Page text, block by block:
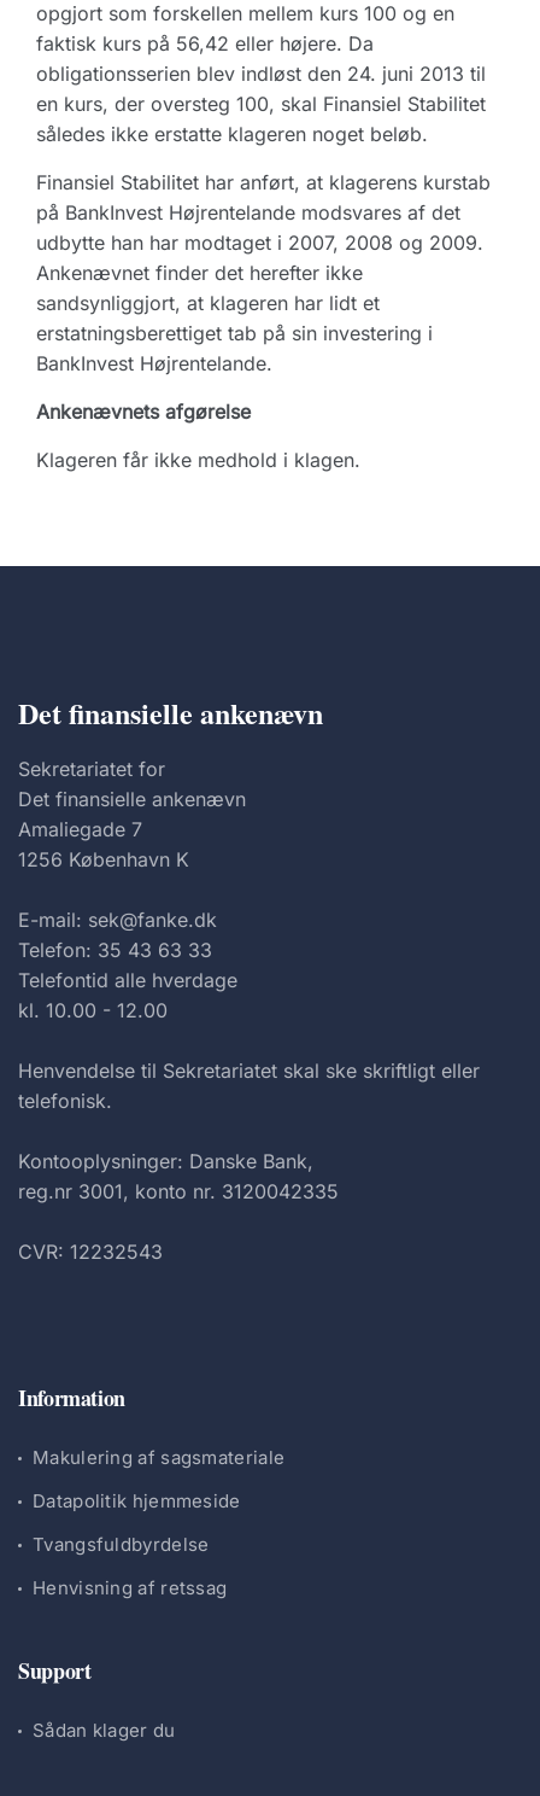
opgjort som forskellen mellem kurs 100 og en
faktisk kurs på 56,42 eller højere. Da
obligationsserien blev indløst den 24. juni 2013 til
en kurs, der oversteg 100, skal Finansiel Stabilitet
således ikke erstatte klageren noget beløb.
Finansiel Stabilitet har anført, at klagerens kurstab
på BankInvest Højrentelande modsvares af det
udbytte han har modtaget i 2007, 2008 og 2009.
Ankenævnet finder det herefter ikke
sandsynliggjort, at klageren har lidt et
erstatningsberettiget tab på sin investering i
BankInvest Højrentelande.
Ankenævnets afgørelse
Klageren får ikke medhold i klagen.
Det finansielle ankenævn
Sekretariatet for
Det finansielle ankenævn
Amaliegade 7
1256 København K
E-mail: sek@fanke.dk
Telefon: 35 43 63 33
Telefontid alle hverdage
kl. 10.00 - 12.00
Henvendelse til Sekretariatet skal ske skriftligt eller
telefonisk.
Kontooplysninger: Danske Bank,
reg.nr 3001, konto nr. 3120042335
CVR: 12232543
Information
Makulering af sagsmateriale
Datapolitik hjemmeside
Tvangsfuldbyrdelse
Henvisning af retssag
Support
Sådan klager du